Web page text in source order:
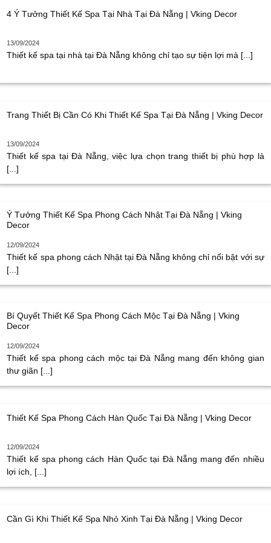
4 Ý Tưởng Thiết Kế Spa Tại Nhà Tại Đà Nẵng | Vking Decor
13/09/2024
Thiết kế spa tại nhà tại Đà Nẵng không chỉ tạo sự tiện lợi mà [...]
Trang Thiết Bị Cần Có Khi Thiết Kế Spa Tại Đà Nẵng | Vking Decor
13/09/2024
Thiết kế spa tại Đà Nẵng, việc lựa chọn trang thiết bị phù hợp là
[...]
Ý Tưởng Thiết Kế Spa Phong Cách Nhật Tại Đà Nẵng | Vking
Decor
12/09/2024
Thiết kế spa phong cách Nhật tại Đà Nẵng không chỉ nổi bật với sự
[...]
Bí Quyết Thiết Kế Spa Phong Cách Mộc Tại Đà Nẵng | Vking
Decor
12/09/2024
Thiết kế spa phong cách mộc tại Đà Nẵng mang đến không gian
thư giãn [...]
Thiết Kế Spa Phong Cách Hàn Quốc Tại Đà Nẵng | Vking Decor
12/09/2024
Thiết kế spa phong cách Hàn Quốc tại Đà Nẵng mang đến nhiều
lợi ích, [...]
Cần Gì Khi Thiết Kế Spa Nhỏ Xinh Tại Đà Nẵng | Vking Decor